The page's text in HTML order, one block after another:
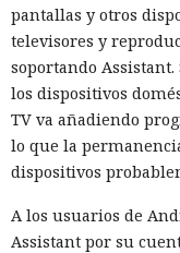
pantallas y otros
televisores y
soportando
los dispositivos
TV va añadiendo
lo que la
dispositivos
A los usuarios de
Assistant por su